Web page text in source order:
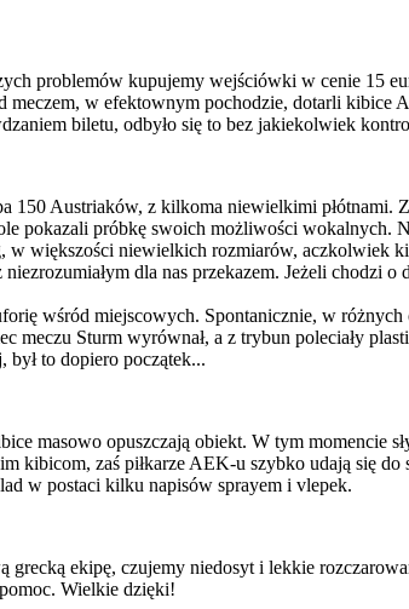
problemów kupujemy wejściówki w cenie 15
w efektownym pochodzie, dotarli
biletu, odbyło się to bez jakiekolwiek
150 Austriaków, z kilkoma niewielkimi
pokazali próbkę swoich możliwości wokalnych.
większości niewielkich rozmiarów, aczkolwiek
dla nas przekazem. Jeżeli
wśród miejscowych. Spontanicznie, w
meczu Sturm wyrównał, a z trybun poleciały
był to dopiero początek...
masowo opuszczają obiekt. W tym momencie
kibicom, zaś piłkarze AEK-u szybko udają się
w postaci kilku napisów sprayem i vlepek.
ekipę, czujemy niedosyt i lekkie
Wielkie dzięki!